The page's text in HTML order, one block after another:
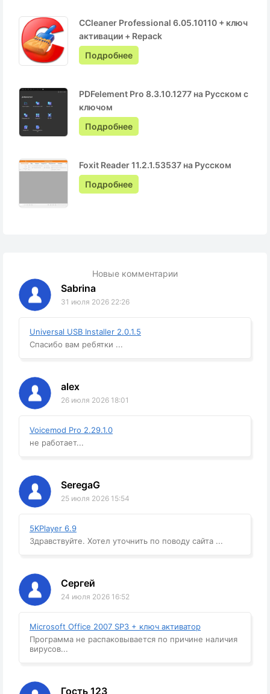
CCleaner Professional 6.05.10110 + ключ
активации + Repack
Подробнее
PDFelement Pro 8.3.10.1277 на Русском с
ключом
Подробнее
Foxit Reader 11.2.1.53537 на Русском
Подробнее
Новые комментарии
Sabrina
31 июля 2026 22:26
Universal USB Installer 2.0.1.5
Спасибо вам ребятки ...
alex
26 июля 2026 18:01
Voicemod Pro 2.29.1.0
не работает...
SeregaG
25 июля 2026 15:54
5KPlayer 6.9
Здравствуйте. Хотел уточнить по поводу сайта ...
Сергей
24 июля 2026 16:52
Microsoft Office 2007 SP3 + ключ активатор
Программа не распаковывается по причине наличия
вирусов...
Гость 123